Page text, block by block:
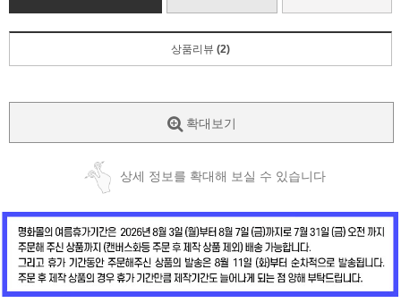
상품리뷰 (2)
확대보기
상세 정보를 확대해 보실 수 있습니다